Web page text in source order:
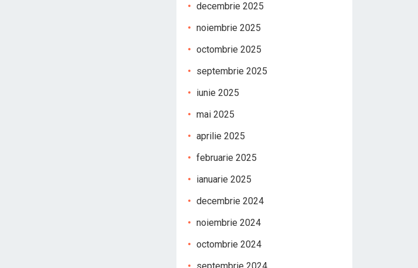
decembrie 2025
noiembrie 2025
octombrie 2025
septembrie 2025
iunie 2025
mai 2025
aprilie 2025
februarie 2025
ianuarie 2025
decembrie 2024
noiembrie 2024
octombrie 2024